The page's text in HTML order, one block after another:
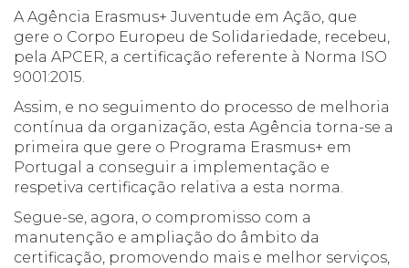
A Agência Erasmus+ Juventude em Ação, que
gere o Corpo Europeu de Solidariedade, recebeu,
pela APCER, a certificação referente à Norma ISO
9001:2015.
Assim, e no seguimento do processo de melhoria
contínua da organização, esta Agência torna-se a
primeira que gere o Programa Erasmus+ em
Portugal a conseguir a implementação e
respetiva certificação relativa a esta norma.
Segue-se, agora, o compromisso com a
manutenção e ampliação do âmbito da
certificação, promovendo mais e melhor serviços,